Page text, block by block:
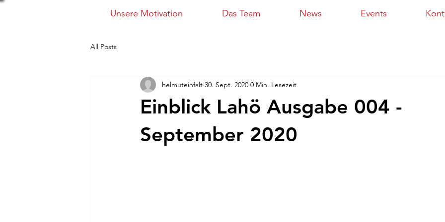
Unsere Motivation Das Team News Events
All Posts
Einblick Lahö Ausgabe 004 -
September 2020
helmuteinfalt 30. Sept. 2020 0 Min. Lesezeit